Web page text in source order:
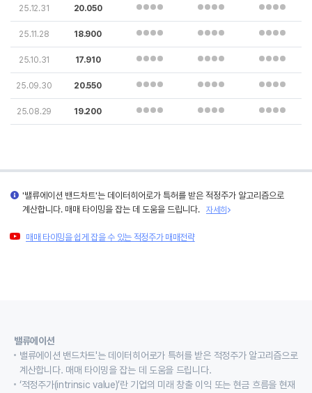
25.12.31 20.050
25.11.28 18.900
25.10.31 17.910
25.09.30 20.550
25.08.29 19.200
'밸류에이션 밴드차트'는 데이터히어로가 특허를 받은 적정주가 알고리즘으로
계산합니다. 매매 타이밍을 잡는 데 도움을 드립니다.
자세히
매매 타이밍을 쉽게 잡을 수 있는 적정주가 매매전략
밸류에이션
밸류에이션 밴드차트'는 데이터히어로가 특허를 받은 적정주가 알고리즘으로
계산합니다. 매매 타이밍을 잡는 데 도움을 드립니다.
‘적정주가(intrinsic value)’란 기업의 미래 창출 이익 또는 현금 흐름을 현재